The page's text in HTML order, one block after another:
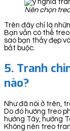
Nên chọn
Trên đây chỉ là
Bạn vẫn có thể
sao bạn thấy đẹp
bắt buộc.
5. Tranh
nào?
Như đã nói ở trên,
Do đó hướng treo
hướng Tây, hướng
Không nên treo